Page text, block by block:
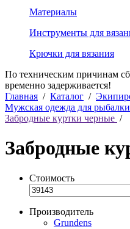
Материалы
Инструменты для
Крючки для вязания
По техническим причинам
временно задерживается!
Главная / Каталог /
Мужская одежда для рыбалки
Забродные куртки черные /
Забродные
Стоимость
Производитель
Grundens